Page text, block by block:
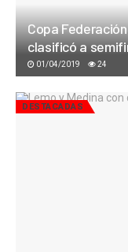
Copa
clasificó a
01/04/2019 24
DESTACADAS